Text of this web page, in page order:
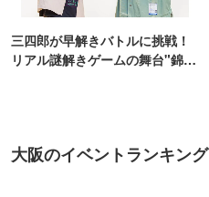
三四郎が早解きバトルに挑戦！
リアル謎解きゲームの舞台"錦糸
大阪のイベントランキング